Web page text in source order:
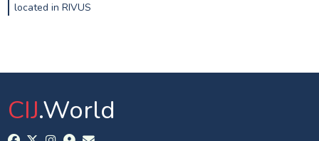
located in RIVUS
CIJ.World